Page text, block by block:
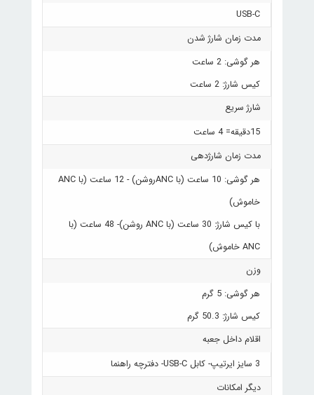
USB-C
مدت زمان شارژ شدن
هر گوشی: 2 ساعت
کیس شارژ: 2 ساعت
شارژ سریع
15دقیقه= 4 ساعت
مدت زمان شارژدهی
هر گوشی: 10 ساعت (با ANCروشن) - 12 ساعت (با ANC
خاموش)
با کیس شارژ: 30 ساعت (با ANC روشن)- 48 ساعت (با
ANC خاموش)
وزن
هر گوشی: 5 گرم
کیس شارژ: 50.3 گرم
اقلام داخل جعبه
3 سایز ایرتیپ- کابل USB-C- دفترچه راهنما
دیگر امکانات